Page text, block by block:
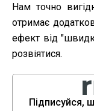
Нам точно
отримає
ефект від
розвіятися.
Підписуйся,